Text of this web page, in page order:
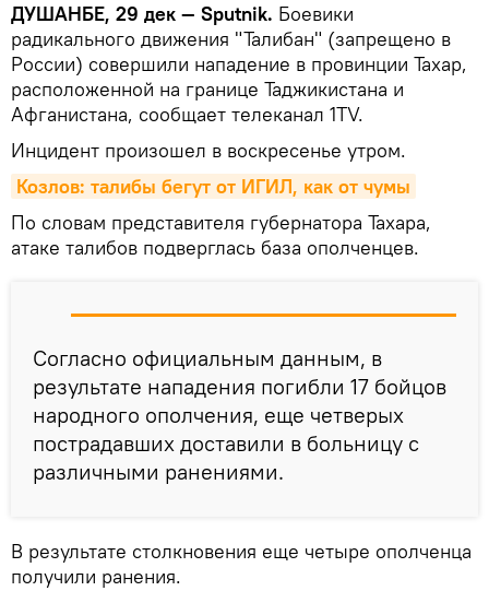
ДУШАНБЕ, 29 дек — Sputnik. Боевики
радикального движения "Талибан" (запрещено в
России) совершили нападение в провинции Тахар,
расположенной на границе Таджикистана и
Афганистана, сообщает телеканал 1TV.
Инцидент произошел в воскресенье утром.
Козлов: талибы бегут от ИГИЛ, как от чумы
По словам представителя губернатора Тахара,
атаке талибов подверглась база ополченцев.
Согласно официальным данным, в
результате нападения погибли 17 бойцов
народного ополчения, еще четверых
пострадавших доставили в больницу с
различными ранениями.
В результате столкновения еще четыре ополченца
получили ранения.